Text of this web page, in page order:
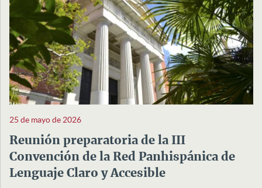
25 de mayo de 2026
Reunión preparatoria de la III
Convención de la Red Panhispánica de
Lenguaje Claro y Accesible